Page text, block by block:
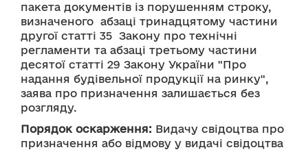
пакета документів із порушенням строку,
визначеного  абзаці тринадцятому частини
другої статті 35  Закону про технічні
регламенти та абзаці третьому частини
десятої статті 29 Закону України "Про
надання будівельної продукції на ринку",
заява про призначення залишається без
розгляду.
Порядок оскарження: Видачу свідоцтва про
призначення або відмову у видачі свідоцтва